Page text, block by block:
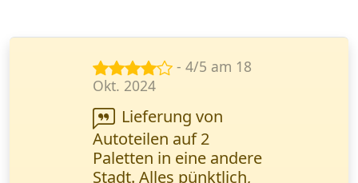
- 5/5 am 23
Sept. 2024
Wanderfalke Kurier
ist super zuverlässig!
Wichtige
Geschäftsunterlagen